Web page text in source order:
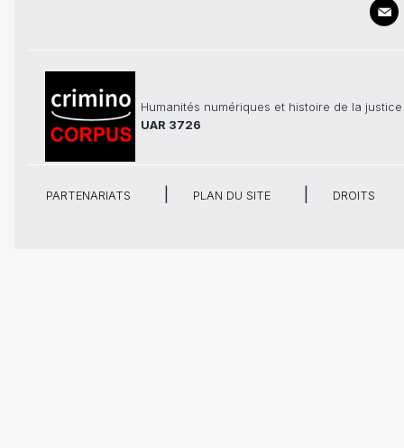
Humanités numériques et histoire de la justice
UAR 3726
PARTENARIATS PLAN DU SITE DROITS